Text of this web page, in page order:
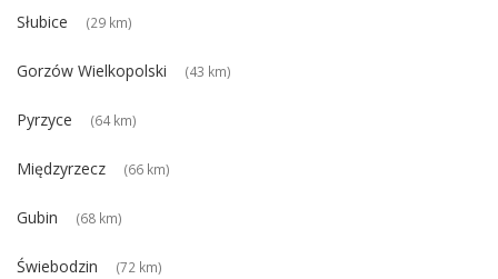
Słubice (29 km)
Gorzów Wielkopolski (43 km)
Pyrzyce (64 km)
Międzyrzecz (66 km)
Gubin (68 km)
Świebodzin (72 km)